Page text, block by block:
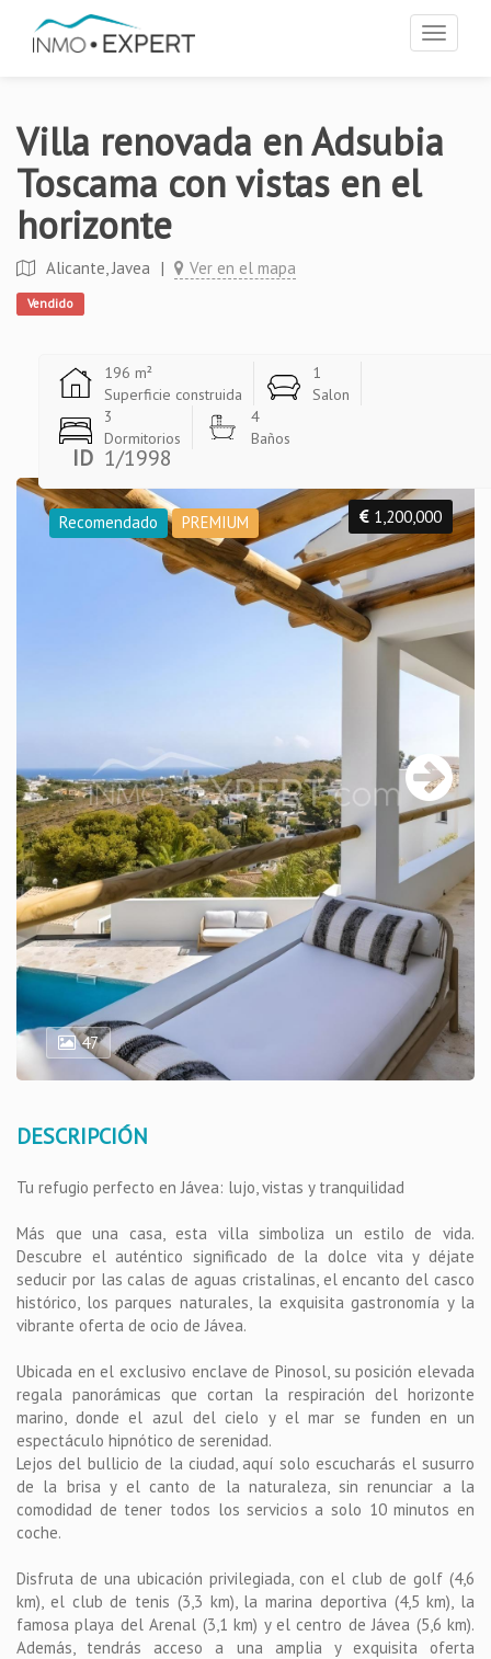
Toggle
Villa renovada en Adsubia
Toscama con vistas en el
horizonte
Alicante, Javea | Ver en el mapa
Vendido
196 m²
Superficie construida
1
Salon
3
Dormitorios
4
Baños
ID 1/1998
Recomendado PREMIUM 1,200,000
47
DESCRIPCIÓN
Tu refugio perfecto en Jávea: lujo, vistas y tranquilidad
Más que una casa, esta villa simboliza un estilo de vida.
Descubre el auténtico significado de la dolce vita y déjate
seducir por las calas de aguas cristalinas, el encanto del casco
histórico, los parques naturales, la exquisita gastronomía y la
vibrante oferta de ocio de Jávea.
Ubicada en el exclusivo enclave de Pinosol, su posición elevada
regala panorámicas que cortan la respiración del horizonte
marino, donde el azul del cielo y el mar se funden en un
espectáculo hipnótico de serenidad.
Lejos del bullicio de la ciudad, aquí solo escucharás el susurro
de la brisa y el canto de la naturaleza, sin renunciar a la
comodidad de tener todos los servicios a solo 10 minutos en
coche.
Disfruta de una ubicación privilegiada, con el club de golf (4,6
km), el club de tenis (3,3 km), la marina deportiva (4,5 km), la
famosa playa del Arenal (3,1 km) y el centro de Jávea (5,6 km).
Además, tendrás acceso a una amplia y exquisita oferta